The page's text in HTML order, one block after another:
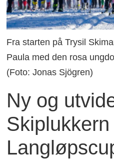
Fra starten på Trysil
Paula med den rosa
(Foto: Jonas Sjögren)
Ny og
Skiplukkern